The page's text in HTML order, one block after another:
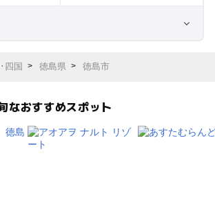
植物園・フラワーパー
ク
四国 徳島県 徳島市
なおすすめスポット